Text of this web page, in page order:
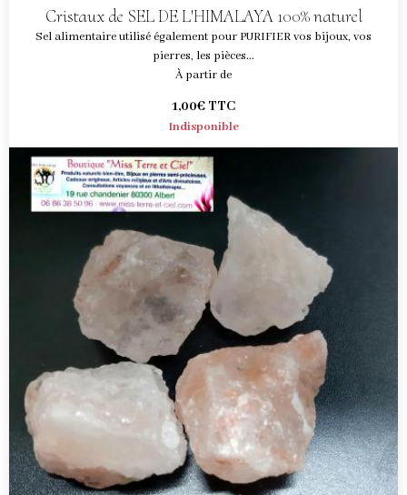
Cristaux de SEL DE L'HIMALAYA 100% naturel
Sel alimentaire utilisé également pour PURIFIER vos bijoux, vos
pierres, les pièces...
À partir de
1,00€ TTC
Indisponible